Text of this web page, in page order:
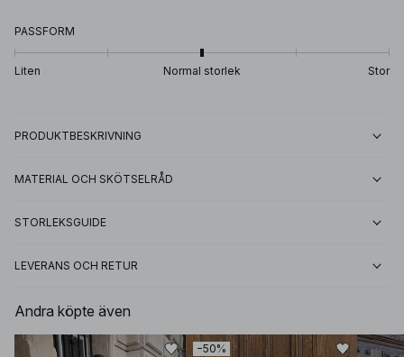
PASSFORM
Liten Normal storlek Stor
PRODUKTBESKRIVNING
MATERIAL OCH SKÖTSELRÅD
STORLEKSGUIDE
LEVERANS OCH RETUR
Andra köpte även
−50%